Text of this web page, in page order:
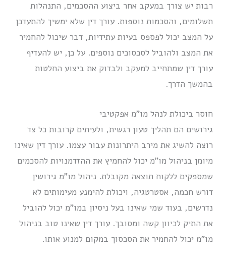
רבות יש צורך במעקב אחר ביצוע ההסכמים, התנהלות
תשלומים, והסכמות נוספות. עורך דין שלא ימשיך להתעדכן
על המצב יכול לפספס בעיות עתידיות, דבר שיכול להחמיר
את המצב ולהוביל לסכסוכים נוספים. על כן, יש להעדיף
עורך דין שמתחייב למעקב ולבדוק את ביצוע החלטות
בהמשך הדרך.
חוסר ביכולת לנהל מו”מ אפקטיבי
גירושים הם תהליך טעון רגשית, ולעיתים קרובות כל צד
רוצה להשיג את מירב היתרונות עבור עצמו. עורך דין שאינו
מיומן בניהול מו”מ יכול להחמיץ את ההזדמנויות להסכמים
שמספקים ללקוח תוצאה מקובלת. ניהול מו”מ גירושין
דורש חכמה, אסטרטגיה, ויכולת להימנע מעימותים לא
נדרשים, בעוד שמי שאינו בעל ניסיון במו”מ יכול להוביל
את התיק לכיוון קשה ומסובך. עורך דין שאינו טוב בניהול
מו”מ יכול להחמיר את הסכסוך במקום למנוע אותו.